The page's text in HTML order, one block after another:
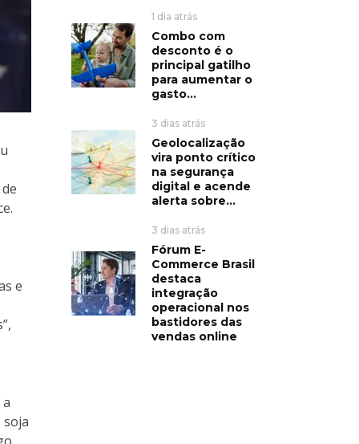
e
soja
1 dia atrás
Combo com
desconto é o
principal gatilho
para aumentar o
gasto...
3 dias atrás
Geolocalização
vira ponto crítico
na segurança
digital e acende
alerta sobre...
3 dias atrás
Fórum E-
Commerce Brasil
destaca
integração
operacional nos
bastidores das
vendas online